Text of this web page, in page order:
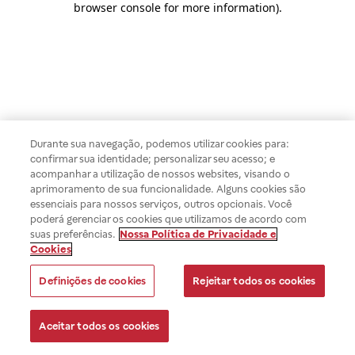
browser console for more information).
Durante sua navegação, podemos utilizar cookies para:
confirmar sua identidade; personalizar seu acesso; e
acompanhar a utilização de nossos websites, visando o
aprimoramento de sua funcionalidade. Alguns cookies são
essenciais para nossos serviços, outros opcionais. Você
poderá gerenciar os cookies que utilizamos de acordo com
suas preferências. Nossa Política de Privacidade e
Cookies
Definições de cookies Rejeitar todos os cookies
Aceitar todos os cookies